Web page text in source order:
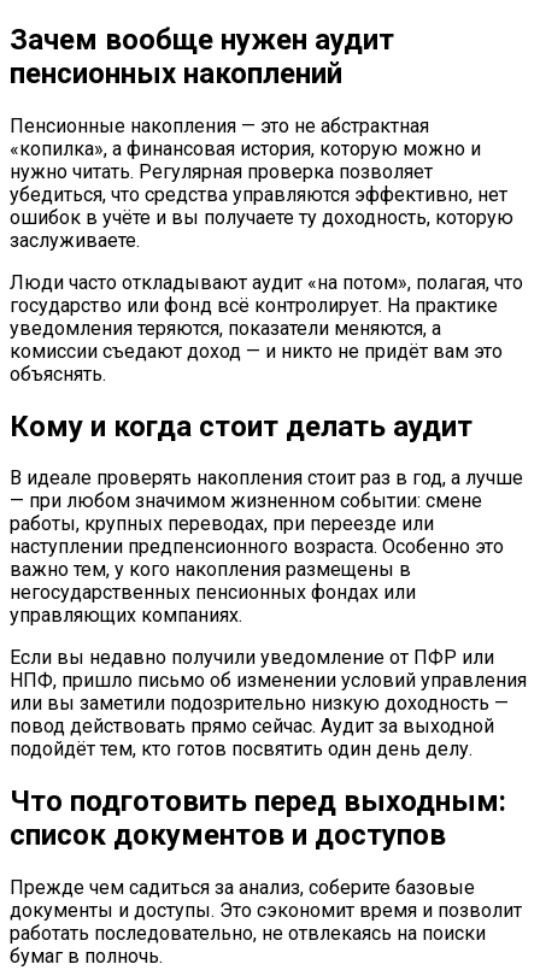
Зачем вообще нужен аудит
пенсионных накоплений
Пенсионные накопления — это не абстрактная
«копилка», а финансовая история, которую можно и
нужно читать. Регулярная проверка позволяет
убедиться, что средства управляются эффективно, нет
ошибок в учёте и вы получаете ту доходность, которую
заслуживаете.
Люди часто откладывают аудит «на потом», полагая, что
государство или фонд всё контролирует. На практике
уведомления теряются, показатели меняются, а
комиссии съедают доход — и никто не придёт вам это
объяснять.
Кому и когда стоит делать аудит
В идеале проверять накопления стоит раз в год, а лучше
— при любом значимом жизненном событии: смене
работы, крупных переводах, при переезде или
наступлении предпенсионного возраста. Особенно это
важно тем, у кого накопления размещены в
негосударственных пенсионных фондах или
управляющих компаниях.
Если вы недавно получили уведомление от ПФР или
НПФ, пришло письмо об изменении условий управления
или вы заметили подозрительно низкую доходность —
повод действовать прямо сейчас. Аудит за выходной
подойдёт тем, кто готов посвятить один день делу.
Что подготовить перед выходным:
список документов и доступов
Прежде чем садиться за анализ, соберите базовые
документы и доступы. Это сэкономит время и позволит
работать последовательно, не отвлекаясь на поиски
бумаг в полночь.